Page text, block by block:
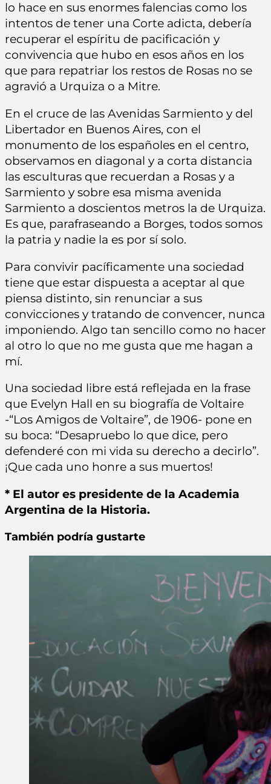
lo hace en sus enormes falencias como los
intentos de tener una Corte adicta, debería
recuperar el espíritu de pacificación y
convivencia que hubo en esos años en los
que para repatriar los restos de Rosas no se
agravió a Urquiza o a Mitre.
En el cruce de las Avenidas Sarmiento y del
Libertador en Buenos Aires, con el
monumento de los españoles en el centro,
observamos en diagonal y a corta distancia
las esculturas que recuerdan a Rosas y a
Sarmiento y sobre esa misma avenida
Sarmiento a doscientos metros la de Urquiza.
Es que, parafraseando a Borges, todos somos
la patria y nadie la es por sí solo.
Para convivir pacíficamente una sociedad
tiene que estar dispuesta a aceptar al que
piensa distinto, sin renunciar a sus
convicciones y tratando de convencer, nunca
imponiendo. Algo tan sencillo como no hacer
al otro lo que no me gusta que me hagan a
mí.
Una sociedad libre está reflejada en la frase
que Evelyn Hall en su biografía de Voltaire
-“Los Amigos de Voltaire”, de 1906- pone en
su boca: “Desapruebo lo que dice, pero
defenderé con mi vida su derecho a decirlo”.
¡Que cada uno honre a sus muertos!
* El autor es presidente de la Academia
Argentina de la Historia.
También podría gustarte